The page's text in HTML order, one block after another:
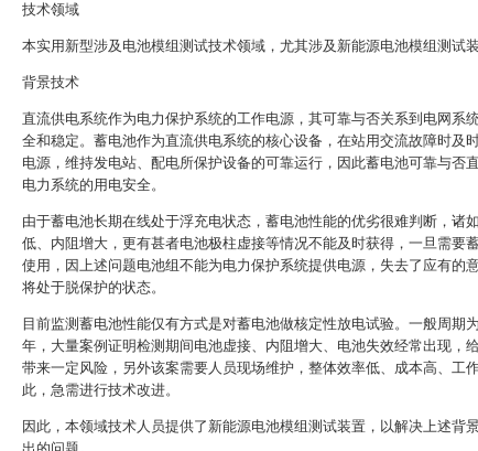
技术领域
本实用新型涉及电池模组测试技术领域，尤其涉及新能源电池模组测试装
背景技术
直流供电系统作为电力保护系统的工作电源，其可靠与否关系到电网系
全和稳定。蓄电池作为直流供电系统的核心设备，在站用交流故障时及
电源，维持发电站、配电所保护设备的可靠运行，因此蓄电池可靠与否
电力系统的用电安全。
由于蓄电池长期在线处于浮充电状态，蓄电池性能的优劣很难判断，诸
低、内阻增大，更有甚者电池极柱虚接等情况不能及时获得，一旦需要
使用，因上述问题电池组不能为电力保护系统提供电源，失去了应有的
将处于脱保护的状态。
目前监测蓄电池性能仅有方式是对蓄电池做核定性放电试验。一般周期
年，大量案例证明检测期间电池虚接、内阻增大、电池失效经常出现，
带来一定风险，另外该案需要人员现场维护，整体效率低、成本高、工
此，急需进行技术改进。
因此，本领域技术人员提供了新能源电池模组测试装置，以解决上述背